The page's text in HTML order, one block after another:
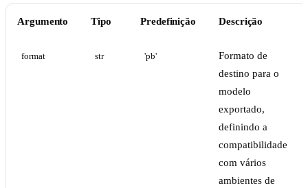
Argumento Tipo Predefinição Descrição
format str 'pb'
Formato de
destino para o
modelo
exportado,
definindo a
compatibilidade
com vários
ambientes de